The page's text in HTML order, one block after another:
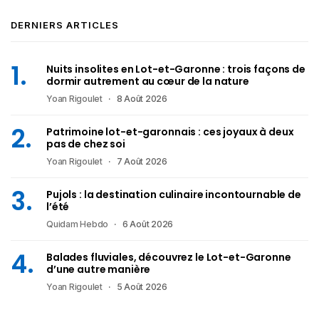
DERNIERS ARTICLES
Nuits insolites en Lot-et-Garonne : trois façons de
dormir autrement au cœur de la nature
Yoan Rigoulet 8 Août 2026
Patrimoine lot-et-garonnais : ces joyaux à deux
pas de chez soi
Yoan Rigoulet 7 Août 2026
Pujols : la destination culinaire incontournable de
l’été
Quidam Hebdo 6 Août 2026
Balades fluviales, découvrez le Lot-et-Garonne
d’une autre manière
Yoan Rigoulet 5 Août 2026